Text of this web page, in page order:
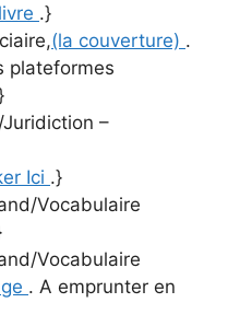
.}
(la couverture) .
plateformes
–
Ici .}
Vocabulaire
Vocabulaire
. A emprunter en